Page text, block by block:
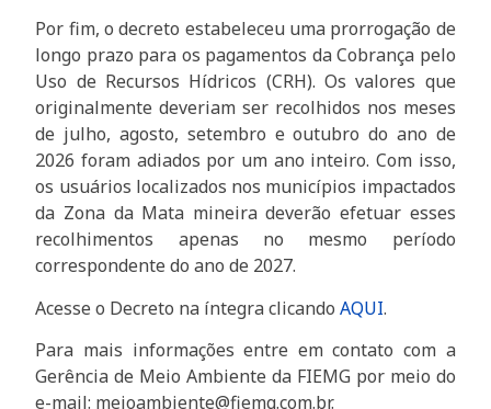
Por fim, o decreto estabeleceu uma prorrogação de
longo prazo para os pagamentos da Cobrança pelo
Uso de Recursos Hídricos (CRH). Os valores que
originalmente deveriam ser recolhidos nos meses
de julho, agosto, setembro e outubro do ano de
2026 foram adiados por um ano inteiro. Com isso,
os usuários localizados nos municípios impactados
da Zona da Mata mineira deverão efetuar esses
recolhimentos apenas no mesmo período
correspondente do ano de 2027.
Acesse o Decreto na íntegra clicandoAQUI.
Para mais informações entre em contato com a
Gerência de Meio Ambiente da FIEMG por meio do
e-mail: meioambiente@fiemg.com.br.